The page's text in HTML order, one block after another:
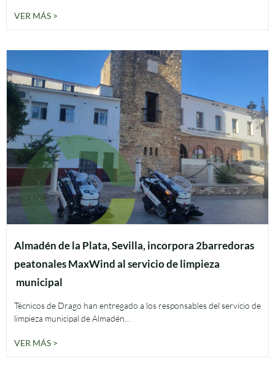
VER MÁS >
Almadén de la Plata, Sevilla, incorpora 2barredoras
peatonales MaxWind al servicio de limpieza
municipal
Técnicos de Drago han entregado a los responsables del servicio de
limpieza municipal de Almadén…
VER MÁS >